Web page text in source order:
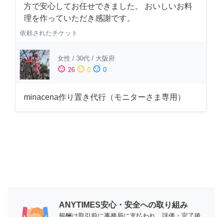
方で安心してお任せできました。 おいしいお料
理を作っていただき感謝です。
依頼されたチケット
女性 / 30代 / 大阪府
sentiment_satisfied 26 sentiment_neutral 0 sentiment_dissatisfied 0
minacena作り置き代行（モニターさま専用）
ANYTIMES安心・安全への取り組み